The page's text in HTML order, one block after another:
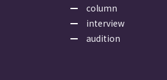
column
interview
audition